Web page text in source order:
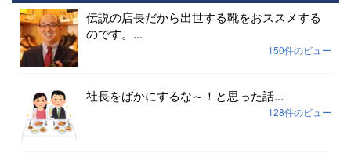
伝説の店長だから出世する靴をおススメする
のです。...
150件のビュー
社長をばかにするな～！と思った話...
128件のビュー